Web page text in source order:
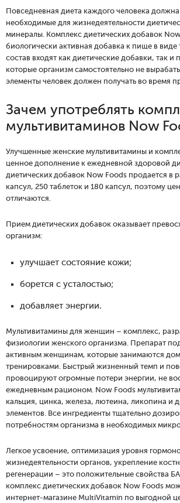
Повседневная диета каждого человека
необходимые для жизнедеятельности
минералы. Комплекс диетических добавок
биологически активная добавка к пище в виде
состав входят как диетические добавки, так
которые организм самостоятельно не
элементы человек должен получать во время
Зачем употреблять
мультивитаминов Now
Улучшенные женские мультивитамины и
ценное дополнение к ежедневной здоровой
диетических добавок Now Foods продается в
капсул, 250 таблеток и 180 капсул, поэтому
отличаются.
Прием диетических добавок оказывает
организм:
улучшает состояние кожи;
борется с усталостью;
добавляет энергии.
Мультивитамины для женщин – комплекс,
физиологии женского организма. Препарат
активным женщинам, которые занимаются
тренировками. Быстрый жизненный темп и
провоцируют огромные потери энергии, не
ежедневным рационом. Now Foods
кальция, цинка, железа, лютеина, ликопина и
элементов. Все ингредиенты тщательно
потребностям организма в необходимых
Легкое усвоение, оптимизация уровня
жизнедеятельности органов, укрепление
регенерации – это положительные свойства
комплекс диетических добавок Now Foods
интернет-магазине MultiVitamin по выгодной